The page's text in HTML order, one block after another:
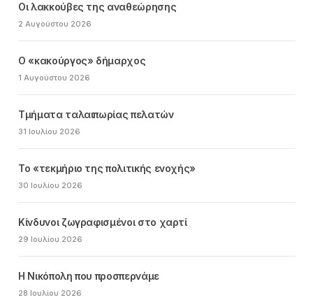
Οι λακκούβες της αναθεώρησης
2 Αυγούστου 2026
Ο «κακούργος» δήμαρχος
1 Αυγούστου 2026
Τμήματα ταλαιπωρίας πελατών
31 Ιουλίου 2026
Το «τεκμήριο της πολιτικής ενοχής»
30 Ιουλίου 2026
Κίνδυνοι ζωγραφισμένοι στο χαρτί
29 Ιουλίου 2026
Η Νικόπολη που προσπερνάμε
28 Ιουλίου 2026